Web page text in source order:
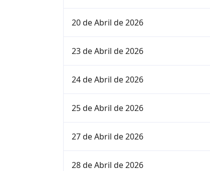
20 de Abril de 2026
23 de Abril de 2026
24 de Abril de 2026
25 de Abril de 2026
27 de Abril de 2026
28 de Abril de 2026